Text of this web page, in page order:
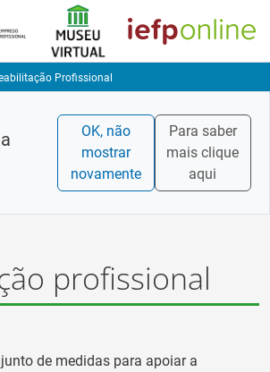
Profissional
OK, não
mostrar
novamente
Para saber
mais clique
aqui
profissional
de medidas para apoiar a